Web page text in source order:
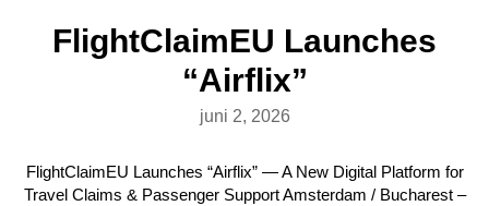
FlightClaimEU Launches
“Airflix”
juni 2, 2026
FlightClaimEU Launches “Airflix” — A New Digital Platform for
Travel Claims & Passenger Support Amsterdam / Bucharest –